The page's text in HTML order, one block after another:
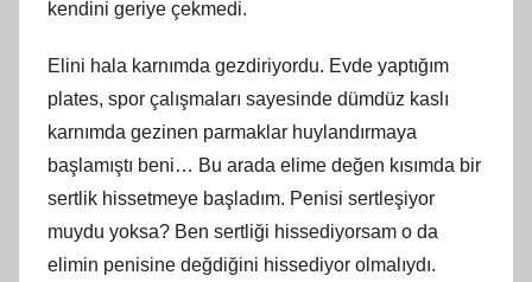
kendini geriye çekmedi.
Elini hala karnımda gezdiriyordu. Evde yaptığım
plates, spor çalışmaları sayesinde dümdüz kaslı
karnımda gezinen parmaklar huylandırmaya
başlamıştı beni… Bu arada elime değen kısımda bir
sertlik hissetmeye başladım. Penisi sertleşiyor
muydu yoksa? Ben sertliği hissediyorsam o da
elimin penisine değdiğini hissediyor olmalıydı.